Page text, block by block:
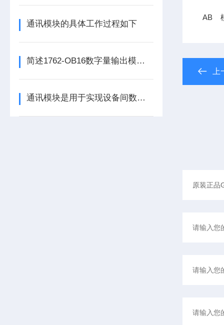
通讯模块的具体工作过程如下
简述1762-OB16数字量输出模块的科学定期维护机制
通讯模块是用于实现设备间数据传输与通信的集成化硬件组件
AB